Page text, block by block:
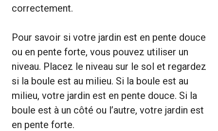
correctement.
Pour savoir si votre jardin est en pente douce
ou en pente forte, vous pouvez utiliser un
niveau. Placez le niveau sur le sol et regardez
si la boule est au milieu. Si la boule est au
milieu, votre jardin est en pente douce. Si la
boule est à un côté ou l’autre, votre jardin est
en pente forte.